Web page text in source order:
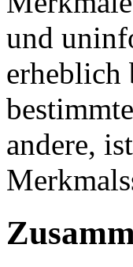
und
erheblich
andere,